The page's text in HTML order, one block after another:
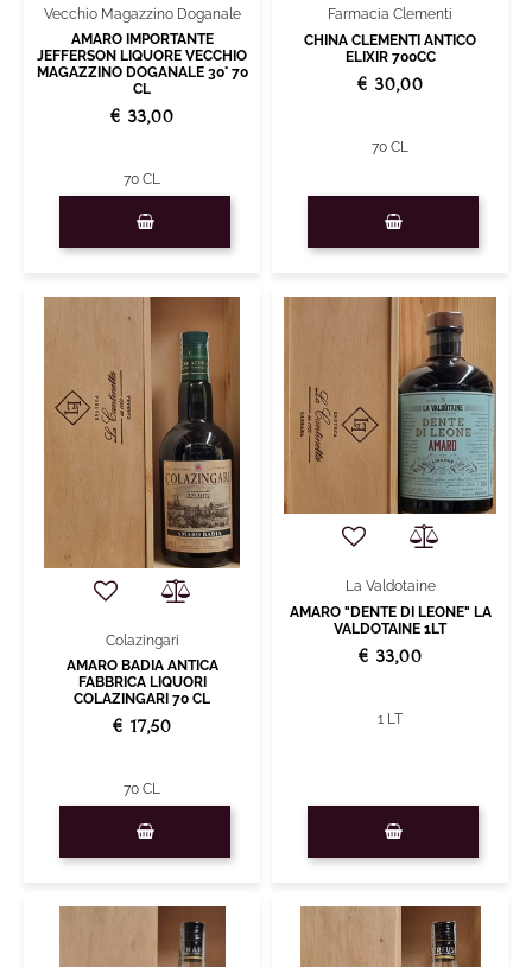
Vecchio Magazzino Doganale
AMARO IMPORTANTE
JEFFERSON LIQUORE VECCHIO
MAGAZZINO DOGANALE 30° 70
CL
€ 33,00
70 CL
Farmacia Clementi
CHINA CLEMENTI ANTICO
ELIXIR 700CC
€ 30,00
70 CL
Colazingari
AMARO BADIA ANTICA
FABBRICA LIQUORI
COLAZINGARI 70 CL
€ 17,50
70 CL
La Valdotaine
AMARO "DENTE DI LEONE" LA
VALDOTAINE 1LT
€ 33,00
1 LT